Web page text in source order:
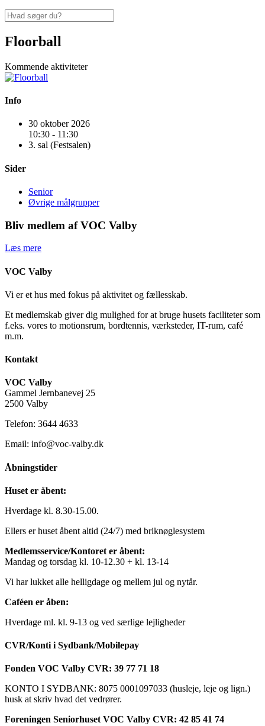
Floorball
Kommende aktiviteter
Info
30 oktober 2026
10:30 - 11:30
3. sal (Festsalen)
Sider
Senior
Øvrige målgrupper
Bliv medlem af VOC Valby
Læs mere
VOC Valby
Vi er et hus med fokus på aktivitet og fællesskab.
Et medlemskab giver dig mulighed for at bruge husets faciliteter som
f.eks. vores to motionsrum, bordtennis, værksteder, IT-rum, café
m.m.
Kontakt
VOC Valby
Gammel Jernbanevej 25
2500 Valby
Telefon: 3644 4633
Email: info@voc-valby.dk
Åbningstider
Huset er åbent:
Hverdage kl. 8.30-15.00.
Ellers er huset åbent altid (24/7) med briknøglesystem
Medlemsservice/Kontoret er åbent:
Mandag og torsdag kl. 10-12.30 + kl. 13-14
Vi har lukket alle helligdage og mellem jul og nytår.
Caféen er åben:
Hverdage ml. kl. 9-13 og ved særlige lejligheder
CVR/Konti i Sydbank/Mobilepay
Fonden VOC Valby CVR: 39 77 71 18
KONTO I SYDBANK: 8075 0001097033 (husleje, leje og lign.)
husk at skriv hvad det vedrører.
Foreningen Seniorhuset VOC Valby CVR: 42 85 41 74